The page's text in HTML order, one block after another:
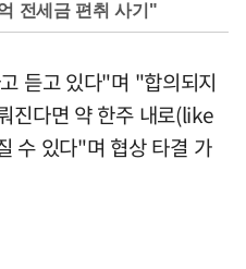
전세금 편취 사기"
듣고 있다"며 "합의되지
진다면 약 한주 내로(like
있다"며 협상 타결 가